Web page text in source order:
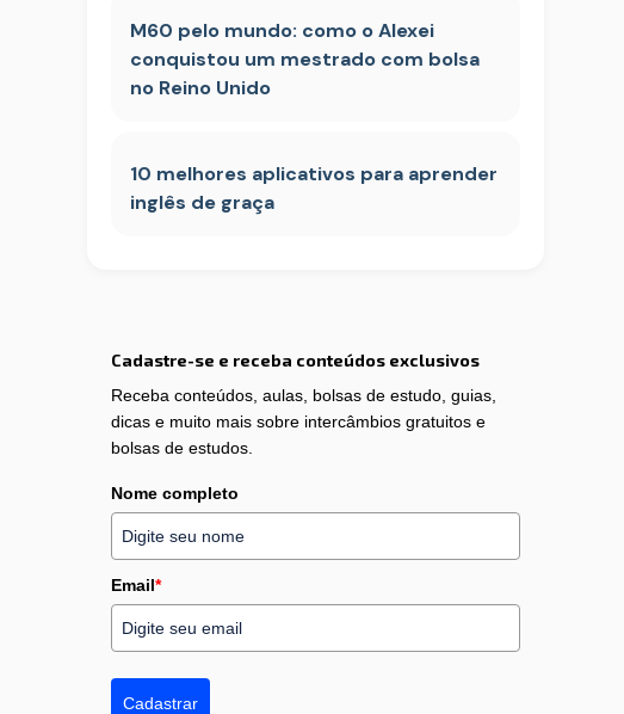
M60 pelo mundo: como o Alexei
conquistou um mestrado com bolsa
no Reino Unido
10 melhores aplicativos para aprender
inglês de graça
Cadastre-se e receba conteúdos exclusivos
Receba conteúdos, aulas, bolsas de estudo, guias,
dicas e muito mais sobre intercâmbios gratuitos e
bolsas de estudos.
Nome completo
Email*
Cadastrar